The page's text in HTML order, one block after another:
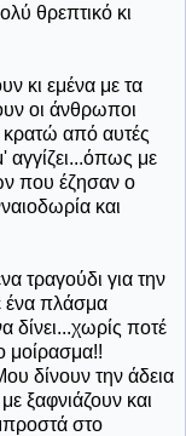
θρεπτικό κι
κι εμένα με τα
οι άνθρωποι
κρατώ από αυτές
αγγίζει...όπως με
που έζησαν ο
και
τραγούδι για την
ένα πλάσμα
δίνει...χωρίς ποτέ
μοίρασμα!!
δίνουν την άδεια
ξαφνιάζουν και
στο